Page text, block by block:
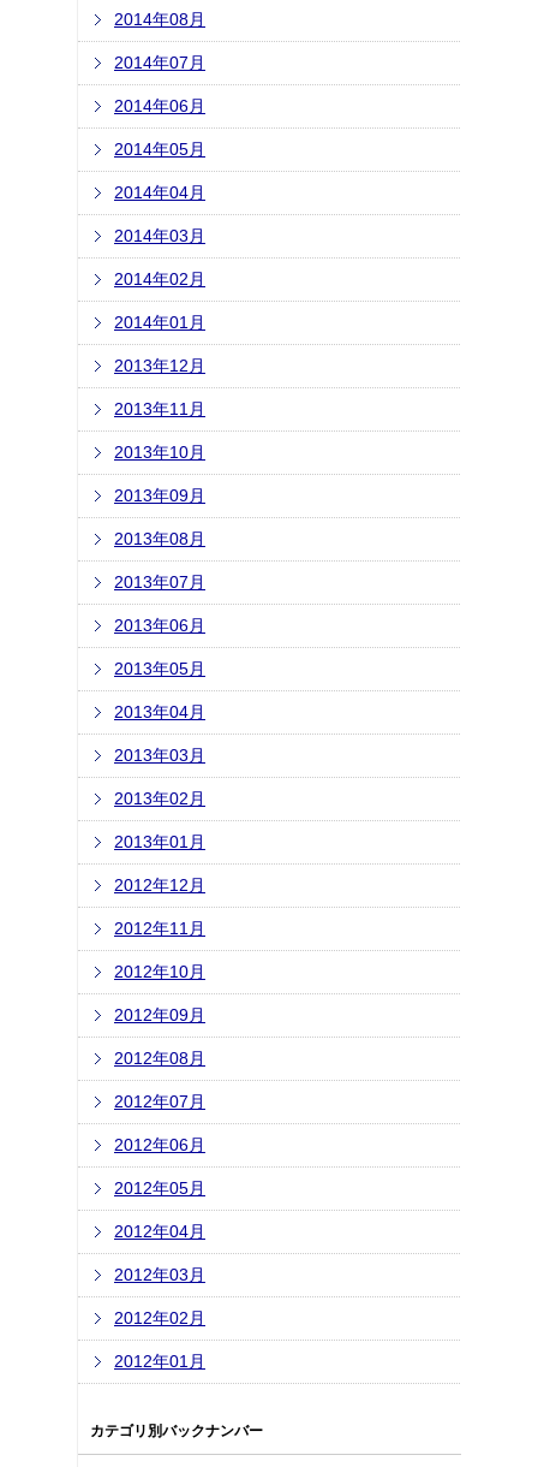
2014年08月
2014年07月
2014年06月
2014年05月
2014年04月
2014年03月
2014年02月
2014年01月
2013年12月
2013年11月
2013年10月
2013年09月
2013年08月
2013年07月
2013年06月
2013年05月
2013年04月
2013年03月
2013年02月
2013年01月
2012年12月
2012年11月
2012年10月
2012年09月
2012年08月
2012年07月
2012年06月
2012年05月
2012年04月
2012年03月
2012年02月
2012年01月
カテゴリ別バックナンバー